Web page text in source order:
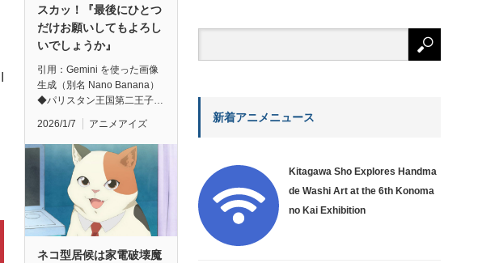
スカッ！『最後にひとつ
だけお願いしてもよろし
いでしょうか』
引用：Gemini を使った画像
生成（別名 Nano Banana）
◆パリスタン王国第二王子…
2026/1/7 アニメアイズ
ネコ型居候は家電破壊魔
新着アニメニュース
Kitagawa Sho Explores Handma
de Washi Art at the 6th Konoma
no Kai Exhibition